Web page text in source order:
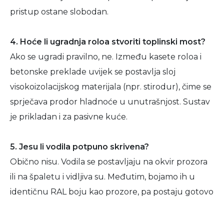
pristup ostane slobodan.
4. Hoće li ugradnja roloa stvoriti toplinski most?
Ako se ugradi pravilno, ne. Između kasete roloa i
betonske preklade uvijek se postavlja sloj
visokoizolacijskog materijala (npr. stirodur), čime se
sprječava prodor hladnoće u unutrašnjost. Sustav
je prikladan i za pasivne kuće.
5. Jesu li vodila potpuno skrivena?
Obično nisu. Vodila se postavljaju na okvir prozora
ili na špaletu i vidljiva su. Međutim, bojamo ih u
identičnu RAL boju kao prozore, pa postaju gotovo